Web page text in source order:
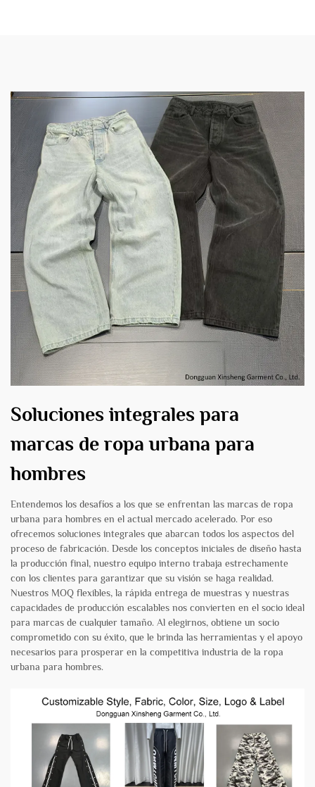
Soluciones integrales para
marcas de ropa urbana para
hombres
Entendemos los desafíos a los que se enfrentan las marcas de ropa
urbana para hombres en el actual mercado acelerado. Por eso
ofrecemos soluciones integrales que abarcan todos los aspectos del
proceso de fabricación. Desde los conceptos iniciales de diseño hasta
la producción final, nuestro equipo interno trabaja estrechamente
con los clientes para garantizar que su visión se haga realidad.
Nuestros MOQ flexibles, la rápida entrega de muestras y nuestras
capacidades de producción escalables nos convierten en el socio ideal
para marcas de cualquier tamaño. Al elegirnos, obtiene un socio
comprometido con su éxito, que le brinda las herramientas y el apoyo
necesarios para prosperar en la competitiva industria de la ropa
urbana para hombres.